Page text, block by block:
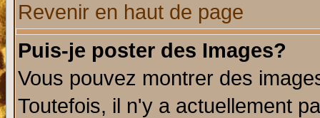
Revenir en haut de page
Puis-je poster des Images?
Vous pouvez montrer des
Toutefois, il n'y a actuellement